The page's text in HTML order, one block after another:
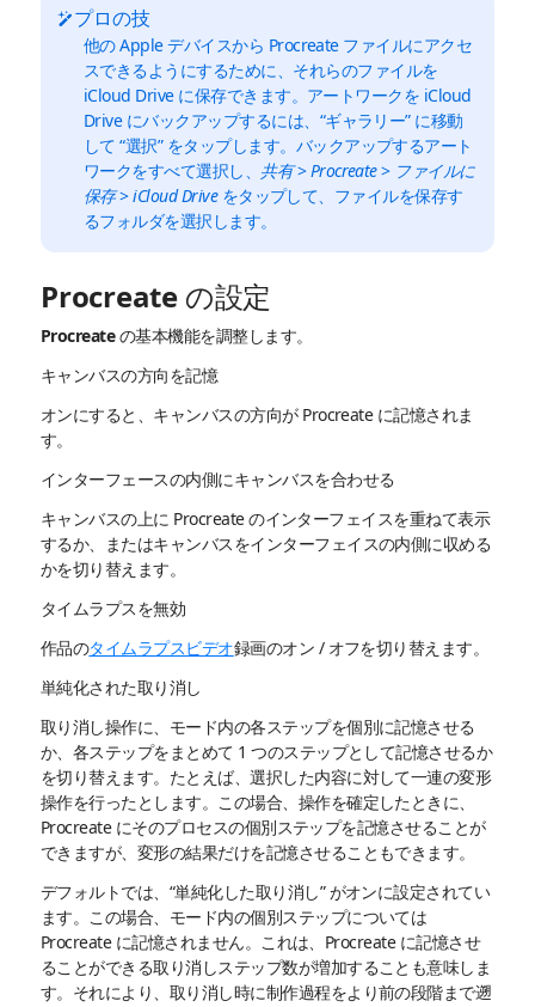
プロの技
他の Apple デバイスから Procreate ファイルにアクセ
スできるようにするために、それらのファイルを
iCloud Drive に保存できます。アートワークを iCloud
Drive にバックアップするには、“ギャラリー” に移動
して “選択” をタップします。バックアップするアート
ワークをすべて選択し、 共有>Procreate> ファイルに
保存>iCloud Driveをタップして、ファイルを保存す
るフォルダを選択します。
Procreate の設定
Procreate の基本機能を調整します。
キャンバスの方向を記憶
オンにすると、キャンバスの方向が Procreate に記憶されま
す。
インターフェースの内側にキャンバスを合わせる
キャンバスの上に Procreate のインターフェイスを重ねて表示
するか、またはキャンバスをインターフェイスの内側に収める
かを切り替えます。
タイムラプスを無効
作品のタイムラプスビデオ録画のオン / オフを切り替えます。
単純化された取り消し
取り消し操作に、モード内の各ステップを個別に記憶させる
か、各ステップをまとめて 1 つのステップとして記憶させるか
を切り替えます。たとえば、選択した内容に対して一連の変形
操作を行ったとします。この場合、操作を確定したときに、
Procreate にそのプロセスの個別ステップを記憶させることが
できますが、変形の結果だけを記憶させることもできます。
デフォルトでは、“単純化した取り消し” がオンに設定されてい
ます。この場合、モード内の個別ステップについては
Procreate に記憶されません。これは、Procreate に記憶させ
ることができる取り消しステップ数が増加することも意味しま
す。それにより、取り消し時に制作過程をより前の段階まで遡